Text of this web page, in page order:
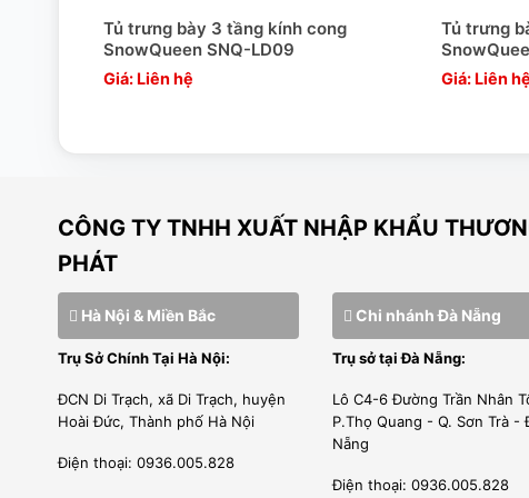
Tủ trưng bày 3 tầng kính cong
SnowQueen SNQ-LD09
Giá: Liên hệ
Tủ trưng
Giá: Liên hệ
CÔNG TY TNHH XUẤT NHẬP KHẨU
PHÁT
Hà Nội & Miền Bắc
Trụ Sở Chính Tại Hà Nội:
ĐCN Di Trạch, xã Di Trạch, huyện
Hoài Đức, Thành phố Hà Nội
Điện thoại: 0936.005.828
Chi nhánh Đà Nẵng
Trụ sở tại Đà Nẵng:
Lô C4-6 Đường Trần Nhân
P.Thọ Quang - Q. Sơn Trà -
Nẵng
Điện thoại: 0936.005.828